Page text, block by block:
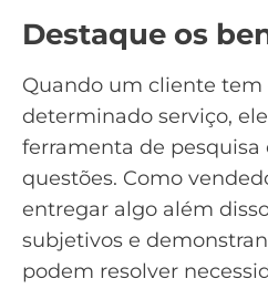
Destaque os
Quando um cliente tem
determinado serviço,
ferramenta de pesquisa
questões. Como
entregar algo além
subjetivos e
podem resolver